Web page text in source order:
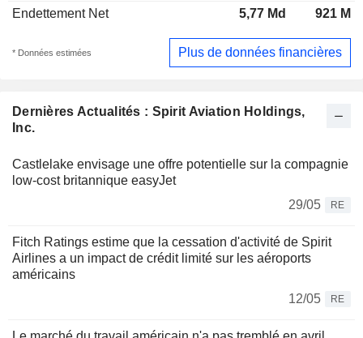
Dernières Actualités : Spirit Aviation Holdings,
Inc.
Castlelake envisage une offre potentielle sur la compagnie
low-cost britannique easyJet
29/05
RE
Fitch Ratings estime que la cessation d'activité de Spirit
Airlines a un impact de crédit limité sur les aéroports
américains
12/05
RE
Endettement Net
5,77 Md 921 M
* Données estimées Plus de données financières